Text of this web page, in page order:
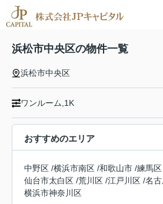
浜松市中央区の物件一覧
浜松市中央区
ワンルーム,1K
おすすめのエリア
中野区 /横浜市南区 /和歌山市 /練馬区
仙台市太白区 /荒川区 /江戸川区 /名
横浜市神奈川区